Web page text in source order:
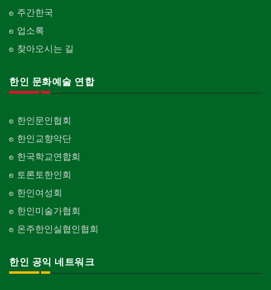
주간한국
업소록
찾아오시는 길
한인 문화예술 연합
한인문인협회
한인교향악단
한국학교연합회
토론토한인회
한인여성회
한인미술가협회
온주한인실협인협회
한인 공익 네트워크